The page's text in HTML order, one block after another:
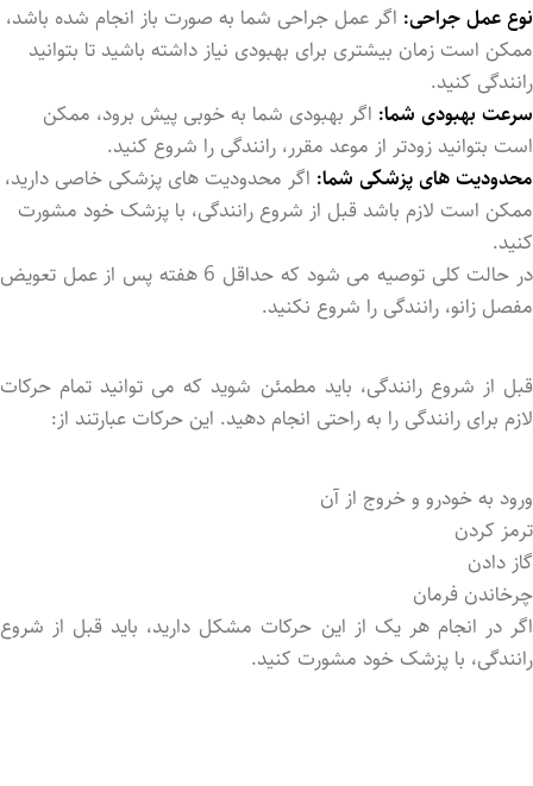
نوع عمل جراحی: اگر عمل جراحی شما به صورت باز انجام شده باشد،
ممکن است زمان بیشتری برای بهبودی نیاز داشته باشید تا بتوانید
رانندگی کنید.
سرعت بهبودی شما: اگر بهبودی شما به خوبی پیش برود، ممکن
است بتوانید زودتر از موعد مقرر، رانندگی را شروع کنید.
محدودیت‌ های پزشکی شما: اگر محدودیت ‌های پزشکی خاصی دارید،
ممکن است لازم باشد قبل از شروع رانندگی، با پزشک خود مشورت
کنید.
در حالت کلی توصیه می ‌شود که حداقل 6 هفته پس از عمل تعویض
مفصل زانو، رانندگی را شروع نکنید.
قبل از شروع رانندگی، باید مطمئن شوید که می‌ توانید تمام حرکات
لازم برای رانندگی را به راحتی انجام دهید. این حرکات عبارتند از:
ورود به خودرو و خروج از آن
ترمز کردن
گاز دادن
چرخاندن فرمان
اگر در انجام هر یک از این حرکات مشکل دارید، باید قبل از شروع
رانندگی، با پزشک خود مشورت کنید.